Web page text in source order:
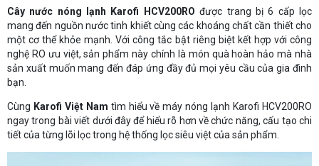
Cây nước nóng lạnh Karofi HCV200RO được trang bị 6 cấp lọc
mang đến nguồn nước tinh khiết cùng các khoáng chất cần thiết cho
một cơ thể khỏe mạnh. Với công tắc bật riêng biệt kết hợp với công
nghệ RO ưu việt, sản phẩm này chính là món quà hoàn hảo mà nhà
sản xuất muốn mang đến đáp ứng đầy đủ mọi yêu cầu của gia đình
bạn.
Cùng Karofi Việt Nam tìm hiểu về máy nóng lạnh Karofi HCV200RO
ngay trong bài viết dưới đây để hiểu rõ hơn về chức năng, cấu tạo chi
tiết của từng lõi lọc trong hệ thống lọc siêu việt của sản phẩm.